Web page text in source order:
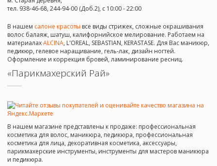
тел. 938-46-68, 244-94-00 (Доб.2), c 10:00 - 22:00
В нашем салоне красоты все виды стрижек, сложные окрашивания
волос балаяж, шатуш, калифорнийское мелирование. Работаем на
материалахALCINA, L'OREAL, SEBASTIAN, KERASTASE. Для Вас маникюр,
педикюр, гелевое наращивание, гель-лак, дизайн ногтей.
Оформление и коррекция бровей, ламинирование ресниц.
«Парикмахерский Рай»
В нашем магазине представлены к продаже: профессиональная
косметика для волос, маникюра, педикюра, профессиональная
косметика для лица, декоративная косметика, аксессуары,
парикмахерские инструменты, инструменты для мастеров маникюра
и педикюра.